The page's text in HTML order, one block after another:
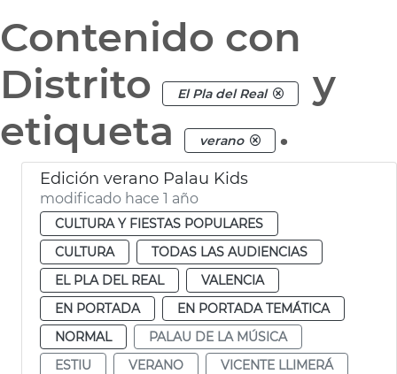
Contenido con
Distrito
El Pla del Real
y
etiqueta
verano .
Edición verano Palau Kids
modificado hace 1 año
CULTURA Y FIESTAS POPULARES
CULTURA
TODAS LAS AUDIENCIAS
EL PLA DEL REAL
VALENCIA
EN PORTADA
EN PORTADA TEMÁTICA
NORMAL
PALAU DE LA MÚSICA
ESTIU
VERANO
VICENTE LLIMERÁ